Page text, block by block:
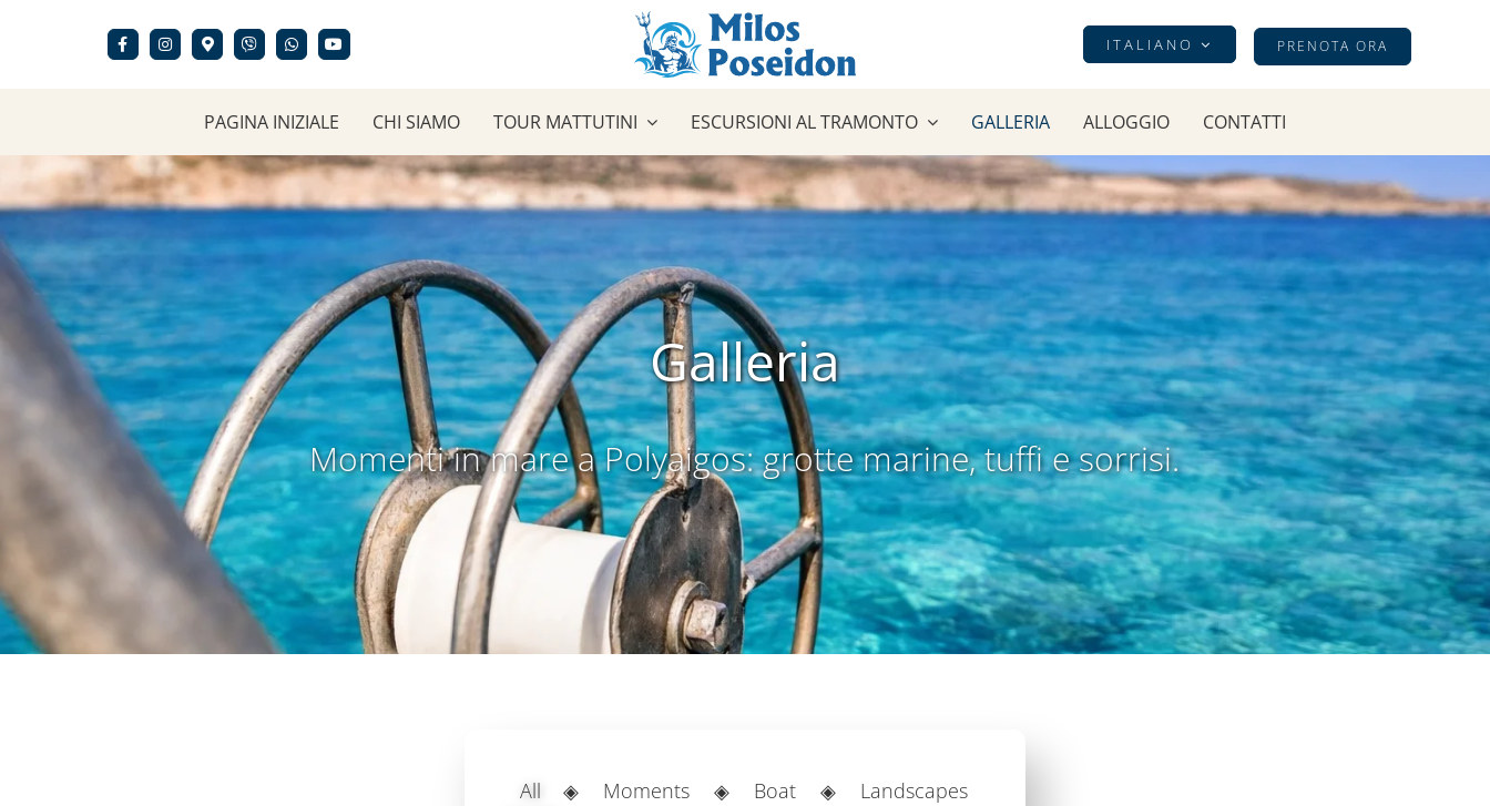
ITALIANO PRENOTA ORA
PAGINA INIZIALE CHI SIAMO TOUR MATTUTINI ESCURSIONI AL TRAMONTO GALLERIA ALLOGGIO CONTATTI
Galleria
Momenti in mare a Polyaigos: grotte marine, tuffi e sorrisi.
All ◈ Moments ◈ Boat ◈ Landscapes